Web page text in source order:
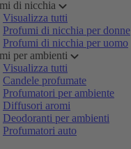
di nicchia
Visualizza tutti
Profumi di nicchia per donne
Profumi di nicchia per uomo
per ambienti
Visualizza tutti
Candele profumate
Profumatori per ambiente
Diffusori aromi
Deodoranti per ambienti
Profumatori auto